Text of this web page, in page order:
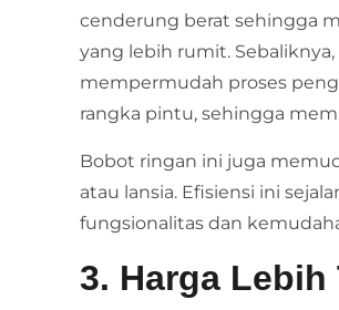
cenderung berat sehingga
yang lebih rumit. Sebaliknya,
mempermudah proses
rangka pintu, sehingga
Bobot ringan ini juga
atau lansia. Efisiensi ini
fungsionalitas dan
3. Harga Lebih